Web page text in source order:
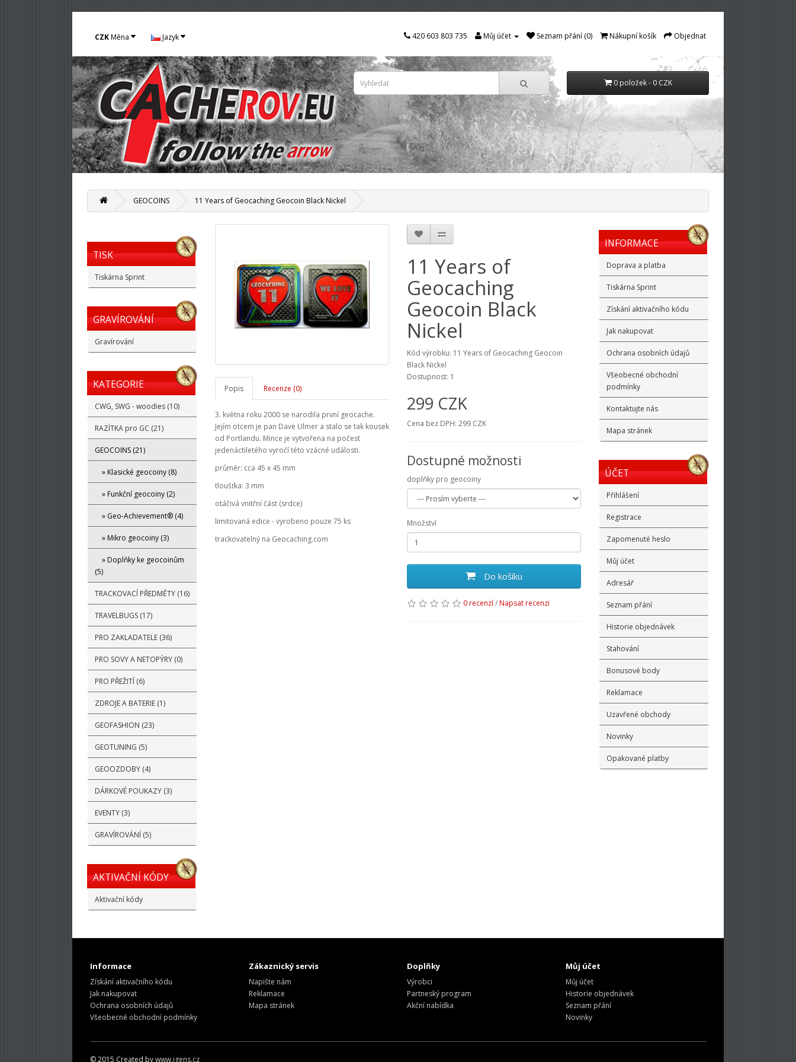
CZKMěna Jazyk 420 603 803 735 Můj účet Seznam přání (0) Nákupní košík Objednat
0 položek - 0 CZK
GEOCOINS 11 Years of Geocaching Geocoin Black Nickel
TISK
Tiskárna Sprint
GRAVÍROVÁNÍ
Gravírování
KATEGORIE
CWG, SWG - woodies (10)
RAZÍTKA pro GC (21)
GEOCOINS (21)
» Klasické geocoiny (8)
» Funkční geocoiny (2)
» Geo-Achievement® (4)
» Mikro geocoiny (3)
» Doplňky ke geocoinům
(5)
TRACKOVACÍ PŘEDMĚTY (16)
TRAVELBUGS (17)
PRO ZAKLADATELE (36)
PRO SOVY A NETOPÝRY (0)
PRO PŘEŽITÍ (6)
ZDROJE A BATERIE (1)
GEOFASHION (23)
GEOTUNING (5)
GEOOZDOBY (4)
DÁRKOVÉ POUKAZY (3)
EVENTY (3)
GRAVÍROVÁNÍ (5)
AKTIVAČNÍ KÓDY
Aktivační kódy
Popis Recenze (0)
3. května roku 2000 se narodila první geocache.
Jejím otcem je pan Dave Ulmer a stalo se tak kousek
od Portlandu. Mince je vytvořena na počest
jedenáctiletého vyročí této vzácné události.
průměr: cca 45 x 45 mm
tloušťka: 3 mm
otáčivá vnitřní část (srdce)
limitovaná edice - vyrobeno pouze 75 ks
trackovatelný na Geocaching.com
11 Years of
Geocaching
Geocoin Black
Nickel
Kód výrobku: 11 Years of Geocaching Geocoin
Black Nickel
Dostupnost: 1
299 CZK
Cena bez DPH: 299 CZK
Dostupné možnosti
doplňky pro geocoiny
Množství
Do košíku
0 recenzí/Napsat recenzi
INFORMACE
Doprava a platba
Tiskárna Sprint
Získání aktivačního kódu
Jak nakupovat
Ochrana osobních údajů
Všeobecné obchodní
podmínky
Kontaktujte nás
Mapa stránek
ÚČET
Přihlášení
Registrace
Zapomenuté heslo
Můj účet
Adresář
Seznam přání
Historie objednávek
Stahování
Bonusové body
Reklamace
Uzavřené obchody
Novinky
Opakované platby
Informace
Získání aktivačního kódu
Jak nakupovat
Ochrana osobních údajů
Všeobecné obchodní podmínky
Zákaznický servis
Napište nám
Reklamace
Mapa stránek
Doplňky
Výrobci
Partneský program
Akční nabídka
Můj účet
Můj účet
Historie objednávek
Seznam přání
Novinky
© 2015 Created bywww.igens.cz